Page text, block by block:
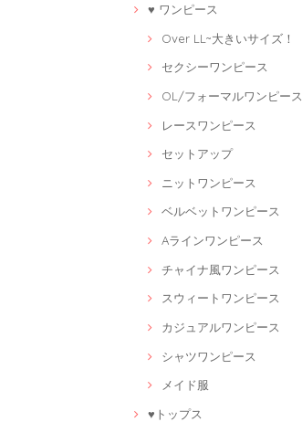
♥ ワンピース
Over LL~大きいサイズ！
セクシーワンピース
OL/フォーマルワンピース
レースワンピース
セットアップ
ニットワンピース
ベルベットワンピース
Aラインワンピース
チャイナ風ワンピース
スウィートワンピース
カジュアルワンピース
シャツワンピース
メイド服
♥トップス